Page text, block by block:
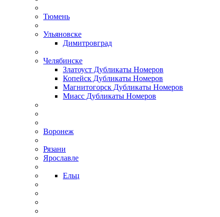
Тюмень
Ульяновске
Димитровград
Челябинске
Златоуст Дубликаты Номеров
Копейск Дубликаты Номеров
Магнитогорск Дубликаты Номеров
Миасс Дубликаты Номеров
Воронеж
Рязани
Ярославле
Ельц